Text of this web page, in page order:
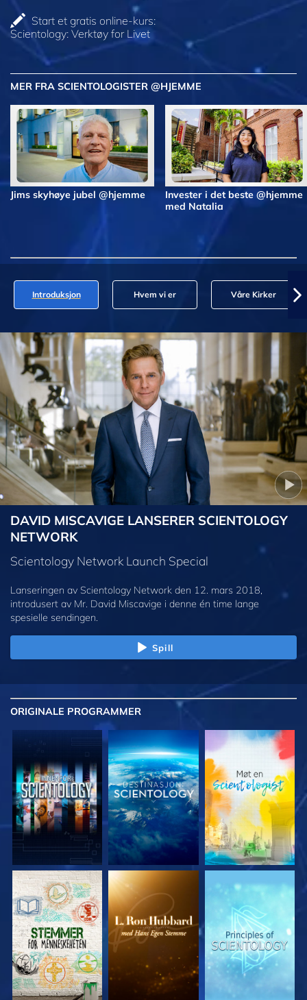
Start et gratis online-kurs:
Scientology: Verktøy for Livet
MER FRA SCIENTOLOGISTER @HJEMME
Jims skyhøye jubel @hjemme
Invester i det beste @hjemme
med Natalia
Introduksjon Hvem vi er Våre Kirker
DAVID MISCAVIGE LANSERER SCIENTOLOGY
NETWORK
Scientology Network Launch Special
Lanseringen av Scientology Network den 12. mars 2018,
introdusert av Mr. David Miscavige i denne én time lange
spesielle sendingen.
Spill
ORIGINALE PROGRAMMER
UTFORSK SERIEN UTFORSK SERIEN UTFORSK SERIEN